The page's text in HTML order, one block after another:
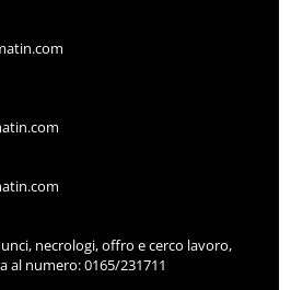
necrologi, offro e cerco lavoro,
al numero: 0165/231711